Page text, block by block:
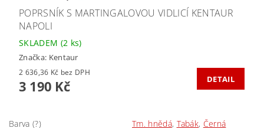
POPRSNÍK S MARTINGALOVOU VIDLICÍ KENTAUR
NAPOLI
SKLADEM (2 ks)
Značka: Kentaur
2 636,36 Kč bez DPH
3 190 Kč DETAIL
Barva (?) Tm. hnědá, Tabák, Černá